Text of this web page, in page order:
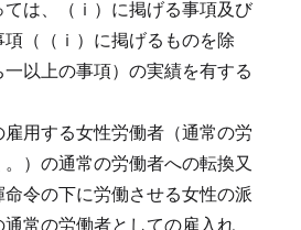
は、（ｉ）に掲げる事項及び
（（ｉ）に掲げるものを除
一以上の事項）の実績を有する
雇用する女性労働者（通常の労
）の通常の労働者への転換又
令の下に労働させる女性の派
常の労働者としての雇入れ